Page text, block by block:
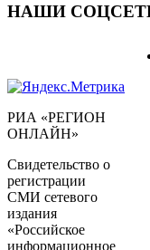
НАШИ
РИА «РЕГИОН
ОНЛАЙН»
Свидетельство о
регистрации
СМИ сетевого
издания
«Российское
информационное